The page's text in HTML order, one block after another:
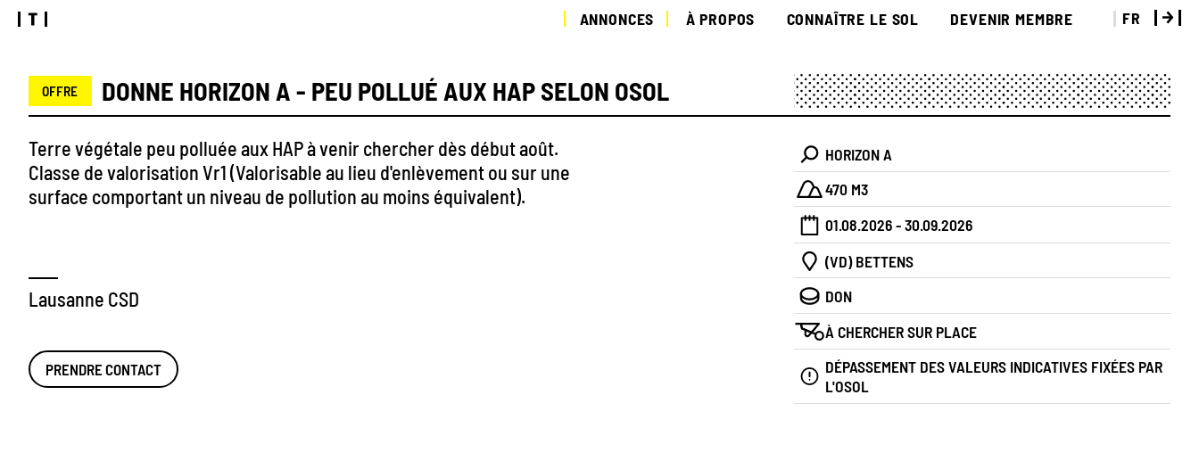
ANNONCES À PROPOS CONNAÎTRE LE SOL DEVENIR MEMBRE FR
OFFRE DONNE HORIZON A - PEU POLLUÉ AUX HAP SELON OSOL
Terre végétale peu polluée aux HAP à venir chercher dès début août.
Classe de valorisation Vr1 (Valorisable au lieu d'enlèvement ou sur une
surface comportant un niveau de pollution au moins équivalent).
Lausanne CSD
PRENDRE CONTACT
HORIZON A
470 M3
01.08.2026 - 30.09.2026
(VD) BETTENS
DON
À CHERCHER SUR PLACE
DÉPASSEMENT DES VALEURS INDICATIVES FIXÉES PAR
L'OSOL